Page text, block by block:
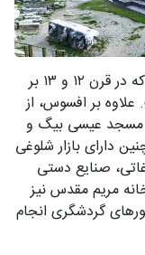
: نام این شهر از نام ترکان سلجوقی که در قرن ۱۲ و ۱۳ بر
بر افسوس، از
مسجد عیسی بیگ و
دارای بازار شلوغی
صنایع دستی
مریم مقدس نیز
گردشگری انجام